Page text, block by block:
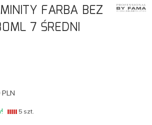
FARBA BEZ
7 ŚREDNI
5 szt.